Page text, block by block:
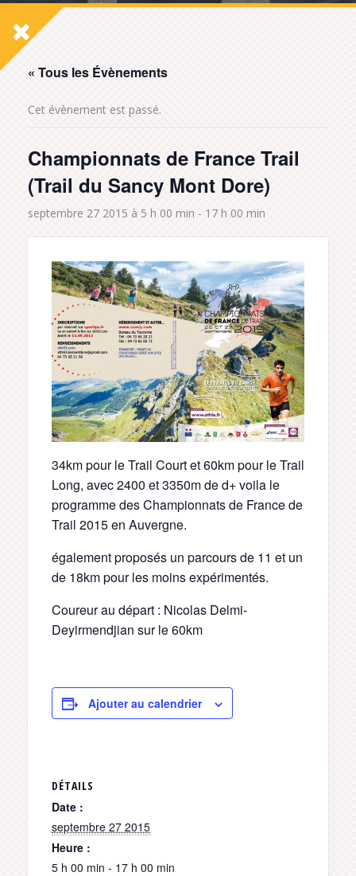
« Tous les Évènements
Cet évènement est passé.
Championnats de France Trail
(Trail du Sancy Mont Dore)
septembre 27 2015 à 5 h 00 min - 17 h 00 min
34km pour le Trail Court et 60km pour le Trail
Long, avec 2400 et 3350m de d+ voila le
programme des Championnats de France de
Trail 2015 en Auvergne.
également proposés un parcours de 11 et un
de 18km pour les moins expérimentés.
Coureur au départ : Nicolas Delmi-
Deyirmendjian sur le 60km
Ajouter au calendrier
DÉTAILS
Date :
septembre 27 2015
Heure :
5 h 00 min - 17 h 00 min